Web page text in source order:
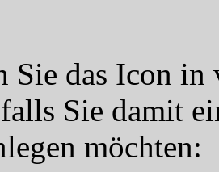
Sie das Icon in
Sie damit
möchten: